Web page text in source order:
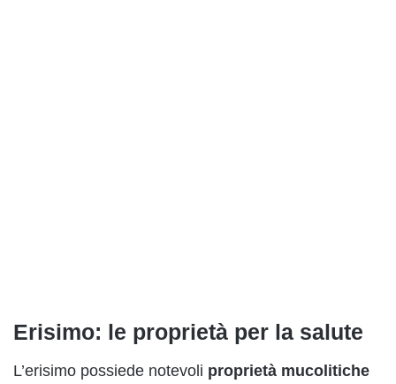
Erisimo: le proprietà per la salute
L’erisimo possiede notevoli proprietà mucolitiche